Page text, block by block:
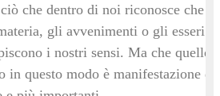
che dentro di noi riconosce che
gli avvenimenti o gli esseri
i nostri sensi. Ma che quello
in questo modo è manifestazione di